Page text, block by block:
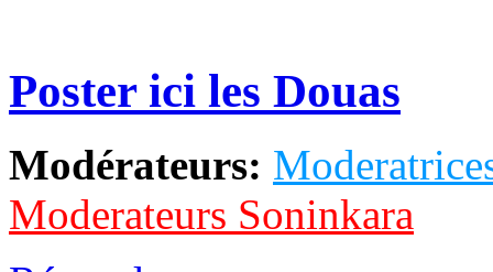
Poster ici les Douas
Modérateurs:
Moderateurs Soninkara